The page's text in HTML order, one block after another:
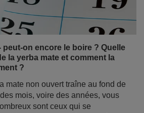
mate non ouvert traîne au fond de
mois, voire des années, vous
sont ceux qui se
mate est-il destiné à la poubelle
une infusion savoureuse ?
tous les doutes sur la
de la yerba mate, sur la manière
et sur la façon de prendre
ce qui suit pour éviter toute